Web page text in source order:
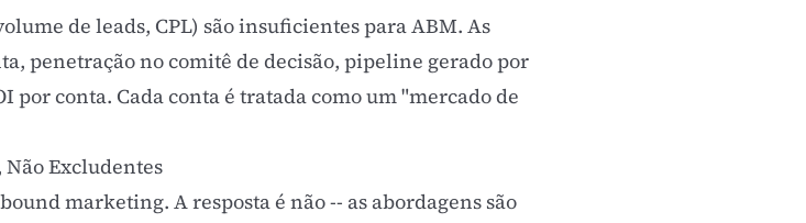
de leads, CPL) são insuficientes para ABM. As
penetração no comitê de decisão, pipeline gerado por
por conta. Cada conta é tratada como um "mercado de
Excludentes
marketing. A resposta é não -- as abordagens são